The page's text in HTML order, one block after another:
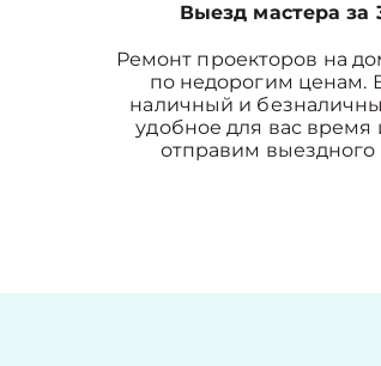
Выезд мастера за
Ремонт проекторов на
по недорогим ценам.
наличный и
удобное для вас время
отправим выездного